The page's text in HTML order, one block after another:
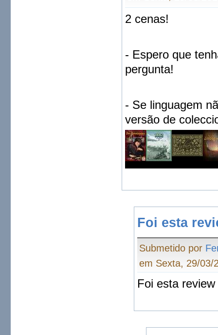
2 cenas!
- Espero que
pergunta!
- Se linguagem
versão de
Foi esta
Submetido por
em Sexta, 29/03/
Foi esta